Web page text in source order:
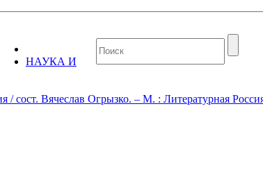
НАУКА И
/ сост. Вячеслав Огрызко. – М. : Литературная